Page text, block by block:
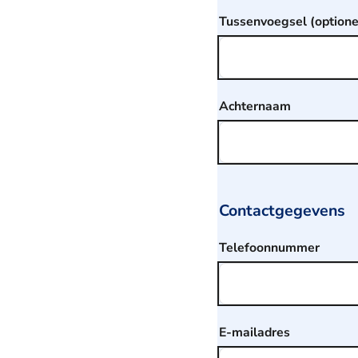
Tussenvoegsel
Achternaam
Contactgegevens
Telefoonnummer
E-mailadres